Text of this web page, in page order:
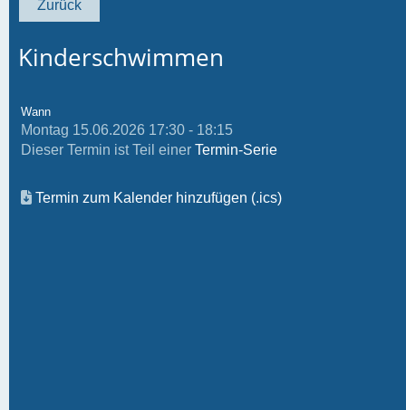
Zurück
Kinderschwimmen
Wann
Montag 15.06.2026 17:30 - 18:15
Dieser Termin ist Teil einer Termin-Serie
Termin zum Kalender hinzufügen (.ics)